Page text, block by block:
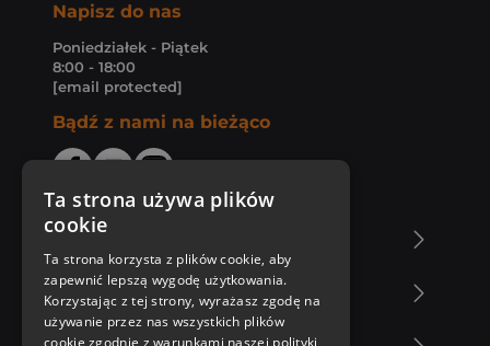
Napisz do nas
Poniedziałek - Piątek
8:00 - 18:00
[email protected]
Bądź z nami na bieżąco
Zakupy u nas
Ta strona używa plików
cookie
Ta strona korzysta z plików cookie, aby
zapewnić lepszą wygodę użytkowania.
Korzystając z tej strony, wyrażasz zgodę na
używanie przez nas wszystkich plików
cookie zgodnie z warunkami naszej polityki